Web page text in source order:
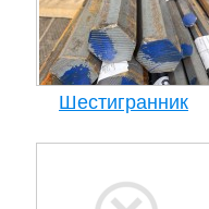
Шестигранник